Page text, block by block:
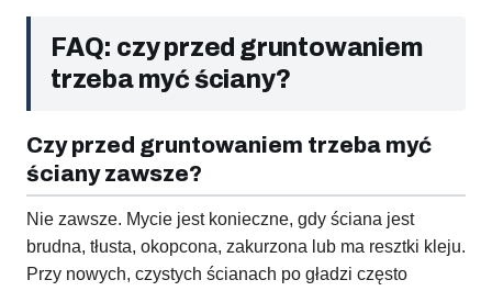
FAQ: czy przed gruntowaniem
trzeba myć ściany?
Czy przed gruntowaniem trzeba myć
ściany zawsze?
Nie zawsze. Mycie jest konieczne, gdy ściana jest
brudna, tłusta, okopcona, zakurzona lub ma resztki kleju.
Przy nowych, czystych ścianach po gładzi często